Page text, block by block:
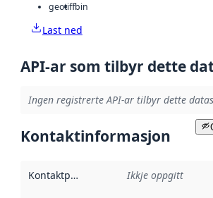
geotiffbin
Last ned
API-ar som tilbyr dette
Ingen registrerte API-ar tilbyr dette
Kontaktinformasjon
Kontaktpunkt Ikkje oppgitt